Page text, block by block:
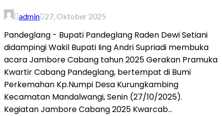
admin 27, Oktober 2025
Pandeglang - Bupati Pandeglang Raden Dewi Setiani
didampingi Wakil Bupati Iing Andri Supriadi membuka
acara Jambore Cabang tahun 2025 Gerakan Pramuka
Kwartir Cabang Pandeglang, bertempat di Bumi
Perkemahan Kp.Numpi Desa Kurungkambing
Kecamatan Mandalwangi, Senin (27/10/2025).
Kegiatan Jambore Cabang 2025 Kwarcab...